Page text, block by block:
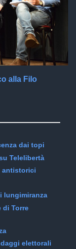
alla Filo
dai topi
Telelibertà
antistorici
lungimiranza
di Torre
elettorali